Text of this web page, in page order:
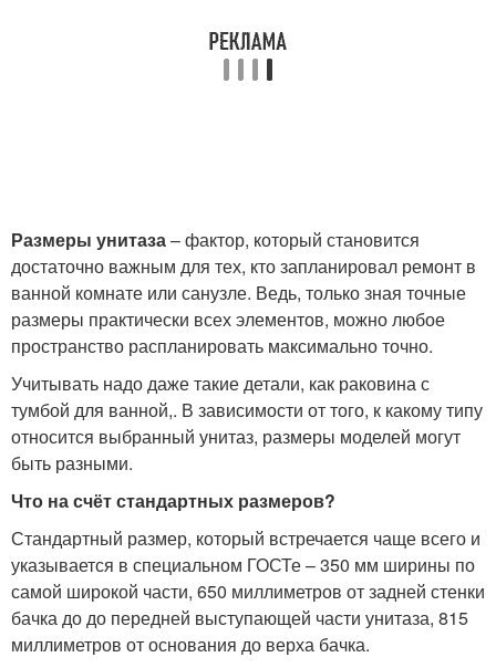
Размеры унитаза– фактор, который становится
достаточно важным для тех, кто запланировал ремонт в
ванной комнате или санузле. Ведь, только зная точные
размеры практически всех элементов, можно любое
пространство распланировать максимально точно.
Учитывать надо даже такие детали, как раковина с
тумбой для ванной,. В зависимости от того, к какому типу
относится выбранный унитаз, размеры моделей могут
быть разными.
Что на счёт стандартных размеров?
Стандартный размер, который встречается чаще всего и
указывается в специальном ГОСТе – 350 мм ширины по
самой широкой части, 650 миллиметров от задней стенки
бачка до до передней выступающей части унитаза, 815
миллиметров от основания до верха бачка.